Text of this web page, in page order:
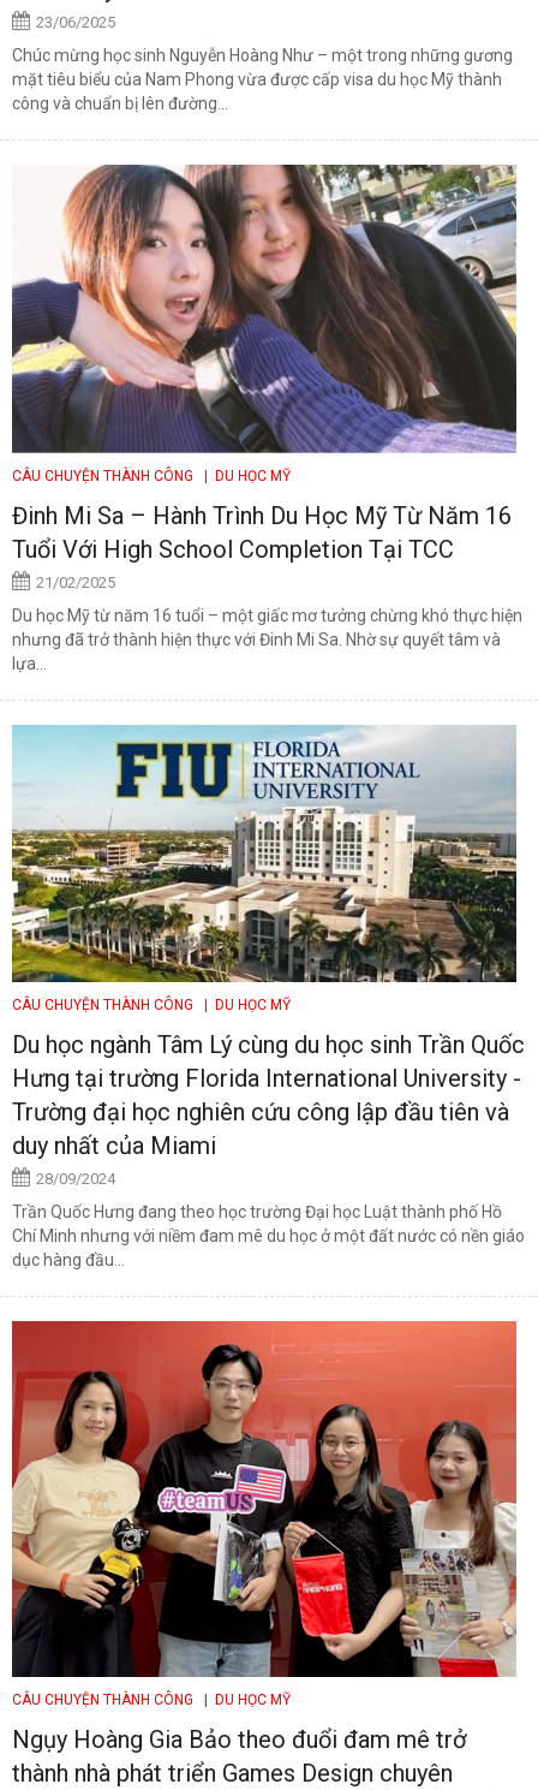
23/06/2025
Chúc mừng học sinh Nguyễn Hoàng Như – một trong những gương
mặt tiêu biểu của Nam Phong vừa được cấp visa du học Mỹ thành
công và chuẩn bị lên đường...
CÂU CHUYỆN THÀNH CÔNG | DU HỌC MỸ
Đinh Mi Sa – Hành Trình Du Học Mỹ Từ Năm 16
Tuổi Với High School Completion Tại TCC
21/02/2025
Du học Mỹ từ năm 16 tuổi – một giấc mơ tưởng chừng khó thực hiện
nhưng đã trở thành hiện thực với Đinh Mi Sa. Nhờ sự quyết tâm và
lựa...
CÂU CHUYỆN THÀNH CÔNG | DU HỌC MỸ
Du học ngành Tâm Lý cùng du học sinh Trần Quốc
Hưng tại trường Florida International University -
Trường đại học nghiên cứu công lập đầu tiên và
duy nhất của Miami
28/09/2024
Trần Quốc Hưng đang theo học trường Đại học Luật thành phố Hồ
Chí Minh nhưng với niềm đam mê du học ở một đất nước có nền giáo
dục hàng đầu...
CÂU CHUYỆN THÀNH CÔNG | DU HỌC MỸ
Ngụy Hoàng Gia Bảo theo đuổi đam mê trở
thành nhà phát triển Games Design chuyên